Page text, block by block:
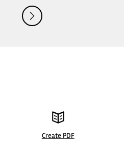
Create PDF